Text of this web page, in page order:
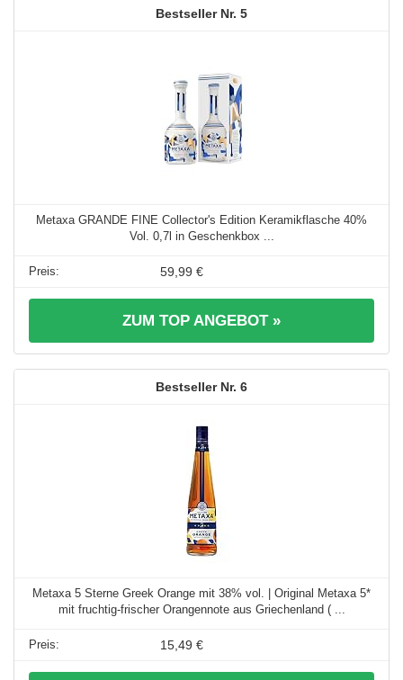
5
Metaxa GRANDE FINE Collector's Edition Keramikflasche 40%
Vol. 0,7l in Geschenkbox ...
59,99 €
ZUM TOP ANGEBOT »
6
Metaxa 5 Sterne Greek Orange mit 38% vol. | Original Metaxa 5*
mit fruchtig-frischer Orangennote aus Griechenland ( ...
15,49 €